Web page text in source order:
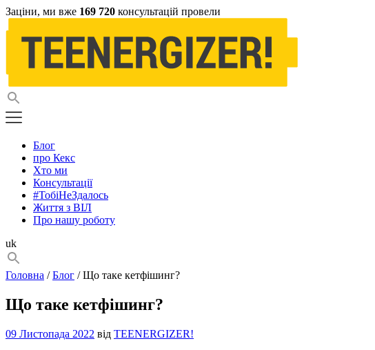
Заціни, ми вже 169 720 консультацій провели
Блог
про Кекс
Хто ми
Консультації
#ТобіНеЗдалось
Життя з ВІЛ
Про нашу роботу
uk
Головна /Блог / Що таке кетфішинг?
Що таке кетфішинг?
09 Листопада 2022 від TEENERGIZER!